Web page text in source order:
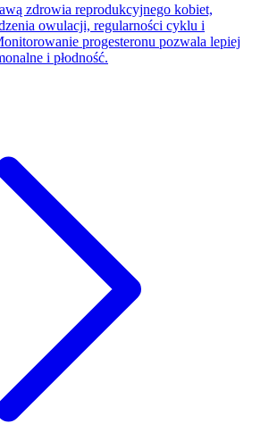
zdrowia reprodukcyjnego kobiet,
owulacji, regularności cyklu i
progesteronu pozwala lepiej
i płodność.